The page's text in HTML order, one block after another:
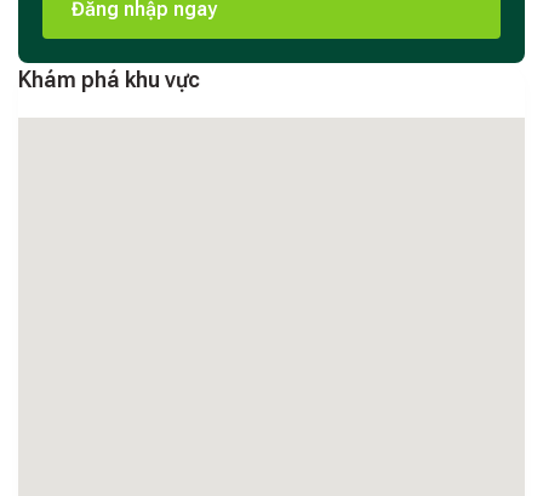
Đăng nhập ngay
Khám phá khu vực